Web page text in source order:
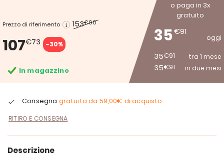
Prezzo di riferimento 153€90
107€73 -30%
o paga in 3x
gratuito
35€91
oggi
35€91 tra 1 mese
35€91 in due mesi
In magazzino
Consegna gratuita da 59,00€ di acquisto
RITIRO E CONSEGNA
Descrizione